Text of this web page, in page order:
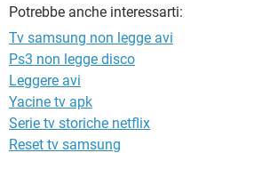
Potrebbe anche interessarti:
Tv samsung non legge avi
Ps3 non legge disco
Leggere avi
Yacine tv apk
Serie tv storiche netflix
Reset tv samsung